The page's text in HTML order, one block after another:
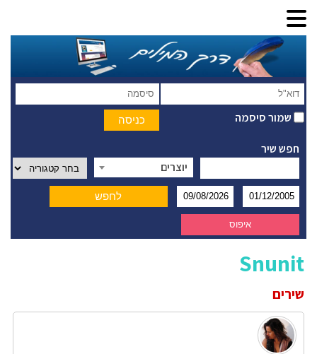
שמור סיסמה
חפש שיר
יוצרים
Snunit
שירים